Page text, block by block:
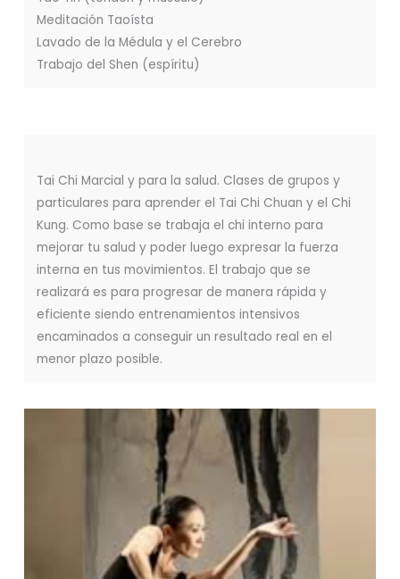
Meditación Taoísta
Lavado de la Médula y el Cerebro
Trabajo del Shen (espíritu)
Tai Chi Marcial y para la salud. Clases de grupos y
particulares para aprender el Tai Chi Chuan y el Chi
Kung. Como base se trabaja el chi interno para
mejorar tu salud y poder luego expresar la fuerza
interna en tus movimientos. El trabajo que se
realizará es para progresar de manera rápida y
eficiente siendo entrenamientos intensivos
encaminados a conseguir un resultado real en el
menor plazo posible.